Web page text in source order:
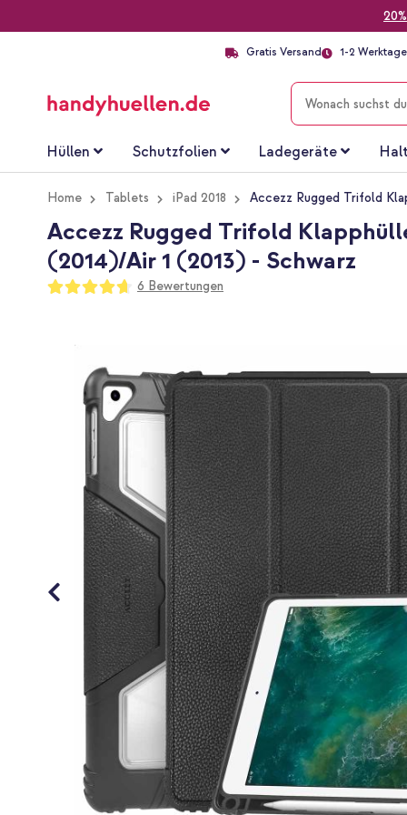
Gratis Versand 1-2
SUCHE
Hüllen Schutzfolien Ladegeräte
Home Tablets iPad 2018 Accezz Rugged Trifold
Accezz Rugged Trifold
(2014)/Air 1 (2013) - Schwarz
Bewertung:
93
100
6 Bewertungen
Ende
Bildgalerie
springen